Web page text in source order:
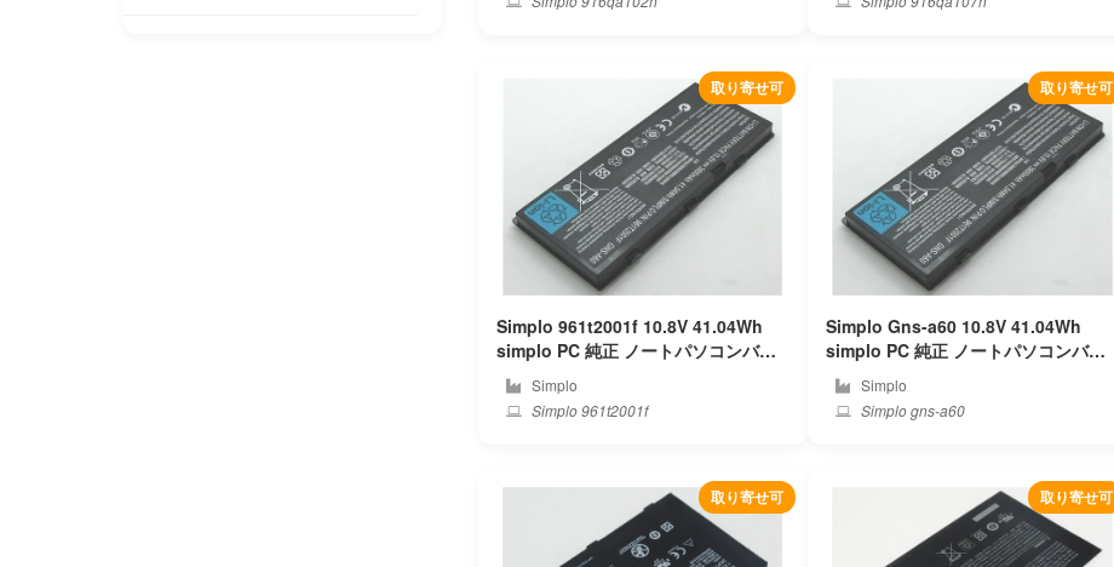
取り寄せ可
Simplo 961t2001f 10.8V 41.04Wh
simplo PC 純正 ノートパソコンバッ
テリーSimplo
Simplo 961t2001f
取り寄せ可
Simplo Gns-a60 10.8V 41.04Wh
simplo PC 純正 ノートパソコンバッ
テリーSimplo
Simplo gns-a60
取り寄せ可 取り寄せ可